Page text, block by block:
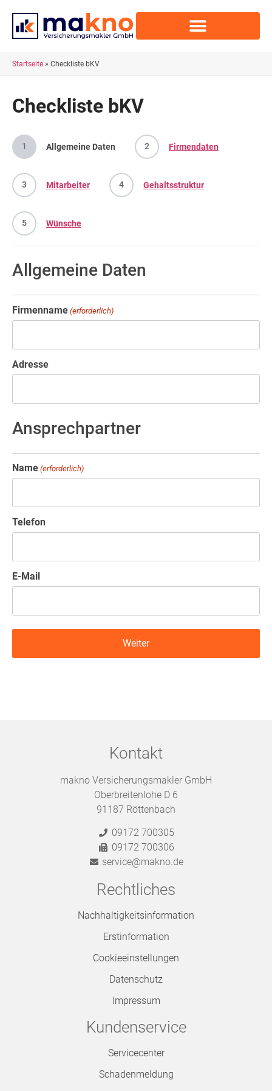
Startseite » Checkliste bKV
Checkliste bKV
1 Allgemeine Daten 2 Firmendaten
3 Mitarbeiter 4 Gehaltsstruktur
5 Wünsche
Allgemeine Daten
Firmenname (erforderlich)
Adresse
Ansprechpartner
Name (erforderlich)
Telefon
E-Mail
Kontakt
makno Versicherungsmakler GmbH
Oberbreitenlohe D 6
91187 Röttenbach
09172 700305
09172 700306
service@makno.de
Rechtliches
Nachhaltigkeitsinformation
Erstinformation
Cookieeinstellungen
Datenschutz
Impressum
Kundenservice
Servicecenter
Schadenmeldung